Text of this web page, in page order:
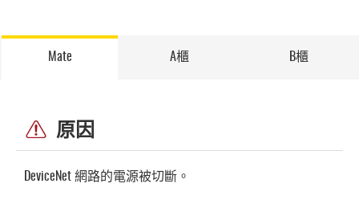
Mate A櫃 B櫃
原因
DeviceNet 網路的電源被切斷。